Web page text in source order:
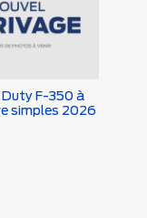
Duty F-350 à
simples 2026